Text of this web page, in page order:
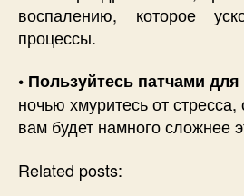
воспалению, которое
процессы.
• Пользуйтесь патчами для
ночью хмуритесь от
вам будет намного сложнее
Related posts: